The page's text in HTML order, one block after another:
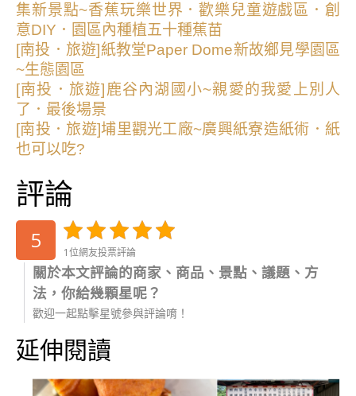
集新景點~香蕉玩樂世界．歡樂兒童遊戲區．創
意DIY．園區內種植五十種蕉苗
[南投．旅遊]紙教堂Paper Dome新故鄉見學園區
~生態園區
[南投．旅遊]鹿谷內湖國小~親愛的我愛上別人
了．最後場景
[南投．旅遊]埔里觀光工廠~廣興紙寮造紙術．紙
也可以吃?
評論
5 1位網友投票評論
關於本文評論的商家、商品、景點、議題、方
法，你給幾顆星呢？
歡迎一起點擊星號參與評論唷！
延伸閱讀